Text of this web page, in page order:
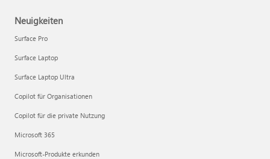
Neuigkeiten
Surface Pro
Surface Laptop
Surface Laptop Ultra
Copilot für Organisationen
Copilot für die private Nutzung
Microsoft 365
Microsoft-Produkte erkunden